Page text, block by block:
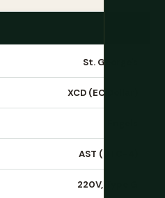
St. George's
XCD (EC Dollar)
AST (UTC-4)
220V, Type G